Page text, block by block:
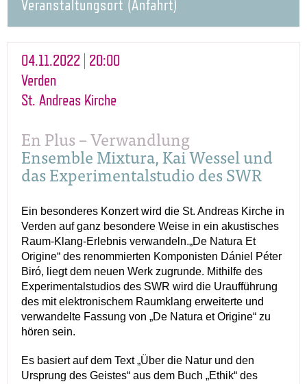
Veranstaltungsort (Anfahrt)
04.11.2022 | 20:00
Verden
St. Andreas Kirche
En Plus – Verwandlung
Ensemble Mixtura, Kai Wessel und
das Experimentalstudio des SWR
Ein besonderes Konzert wird die St. Andreas Kirche in
Verden auf ganz besondere Weise in ein akustisches
Raum-Klang-Erlebnis verwandeln.„De Natura Et
Origine“ des renommierten Komponisten Dániel Péter
Biró, liegt dem neuen Werk zugrunde. Mithilfe des
Experimentalstudios des SWR wird die Uraufführung
des mit elektronischem Raumklang erweiterte und
verwandelte Fassung von „De Natura et Origine“ zu
hören sein.
Es basiert auf dem Text „Über die Natur und den
Ursprung des Geistes“ aus dem Buch „Ethik“ des